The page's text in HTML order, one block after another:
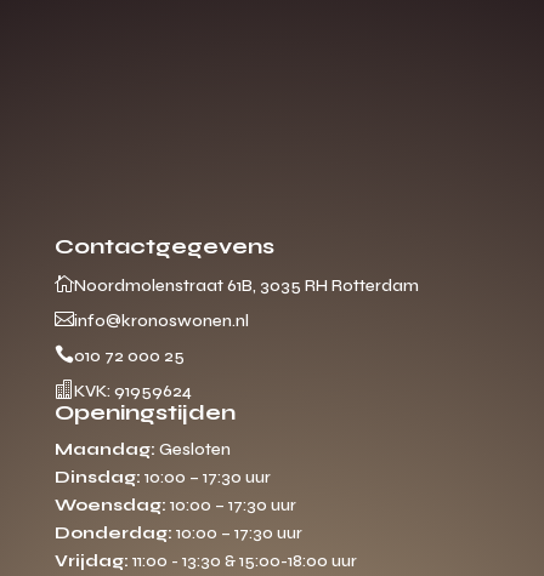
Contactgegevens
Noordmolenstraat 61B, 3035 RH Rotterdam
info@kronoswonen.nl
010 72 000 25
 KVK: 91959624
Openingstijden
Maandag: Gesloten
Dinsdag: 10:00 – 17:30 uur
Woensdag: 10:00 – 17:30 uur
Donderdag: 10:00 – 17:30 uur
Vrijdag: 11:00 - 13:30 & 15:00-18:00 uur